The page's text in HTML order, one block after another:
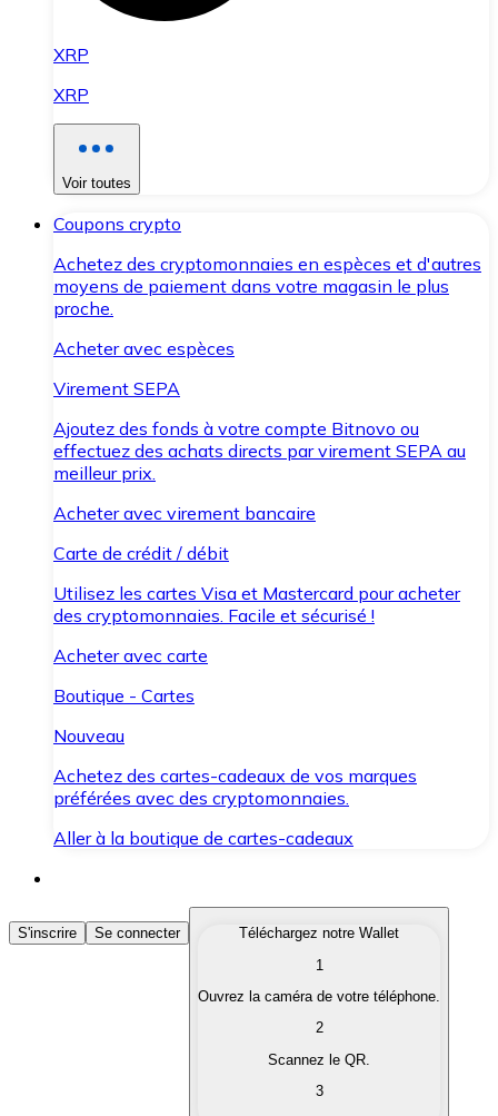
XRP
XRP
Voir toutes
Coupons crypto
Achetez des cryptomonnaies en espèces et d'autres
moyens de paiement dans votre magasin le plus
proche.
Acheter avec espèces
Virement SEPA
Ajoutez des fonds à votre compte Bitnovo ou
effectuez des achats directs par virement SEPA au
meilleur prix.
Acheter avec virement bancaire
Carte de crédit / débit
Utilisez les cartes Visa et Mastercard pour acheter
des cryptomonnaies. Facile et sécurisé !
Acheter avec carte
Boutique - Cartes
Nouveau
Achetez des cartes-cadeaux de vos marques
préférées avec des cryptomonnaies.
Aller à la boutique de cartes-cadeaux
Acheter des Cryptomonnaies
Achetez les cryptomonnaies qui vous intéressent
Convertissez vos cryptomonnaies en monnaie
S'inscrire Se connecter
Téléchargez notre Wallet
1
Ouvrez la caméra de votre téléphone.
2
Scannez le QR.
3